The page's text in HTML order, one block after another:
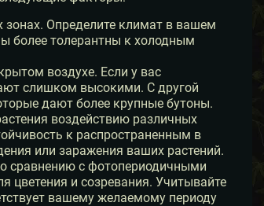
Определите климат в вашем
более толерантны к холодным
воздухе. Если у вас
слишком высокими. С другой
дают более крупные бутоны.
воздействию различных
к распространенным в
или заражения ваших растений.
сравнению с фотопериодичными
и созревания. Учитывайте
вашему желаемому периоду